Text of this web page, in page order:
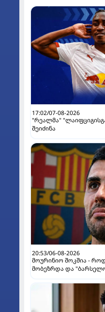
17:02/07-08-2026
"რეალმა"
შეიძინა
20:53/06-08-2026
მოურინიო შოკშია -
მობეზრდა და